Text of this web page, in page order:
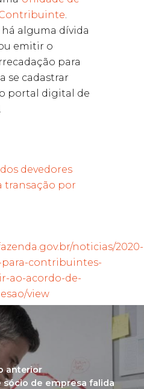
alguma dívida
emitir o
para
se cadastrar
, o portal digital de
devedores
transação por
noticias/2020-
para-contribuintes-
ao-acordo-de-
view
anterior
sócio de empresa falida